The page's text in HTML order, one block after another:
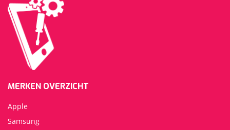
MERKEN OVERZICHT
Apple
Samsung